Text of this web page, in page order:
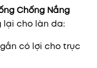
Chống Nắng
lại cho làn da:
có lợi cho trục